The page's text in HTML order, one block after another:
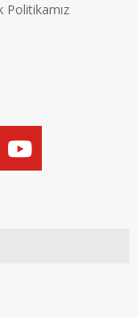
Politikamız